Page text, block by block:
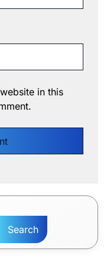
in this
Search